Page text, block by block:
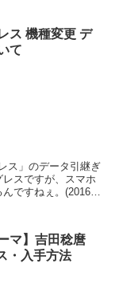
ス 機種変更 デ
て
ス」のデータ引継ぎ
スですが、スマホ
ですねぇ。(2016年
マ】吉田稔麿
・入手方法